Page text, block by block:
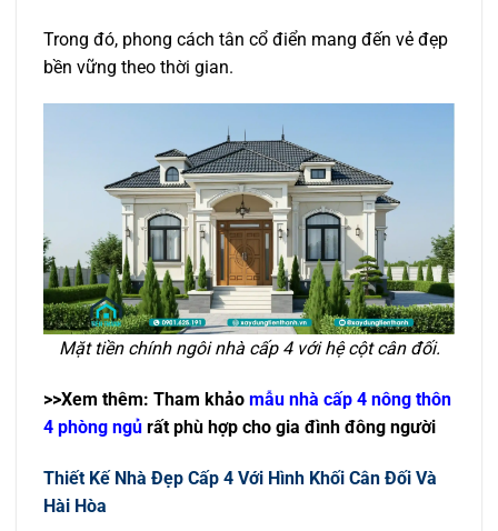
Trong đó, phong cách tân cổ điển mang đến vẻ đẹp
bền vững theo thời gian.
Mặt tiền chính ngôi nhà cấp 4 với hệ cột cân đối.
>>Xem thêm: Tham khảo mẫu nhà cấp 4 nông thôn
4 phòng ngủ rất phù hợp cho gia đình đông người
Thiết Kế Nhà Đẹp Cấp 4 Với Hình Khối Cân Đối Và
Hài Hòa